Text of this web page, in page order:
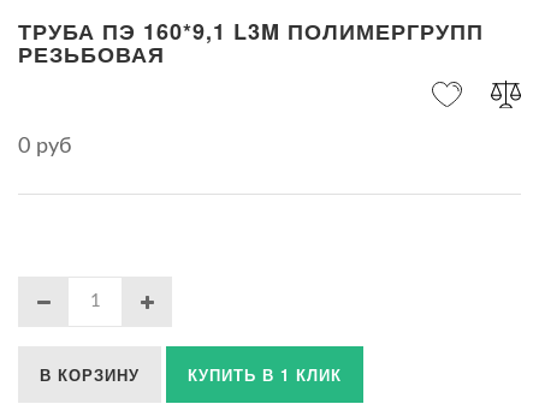
ТРУБА ПЭ 160*9,1 L3M ПОЛИМЕРГРУПП
РЕЗЬБОВАЯ
0 руб
В КОРЗИНУ КУПИТЬ В 1 КЛИК